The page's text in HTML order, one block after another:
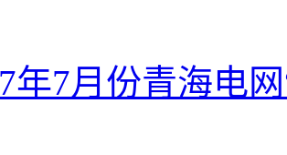
年7月份青海电